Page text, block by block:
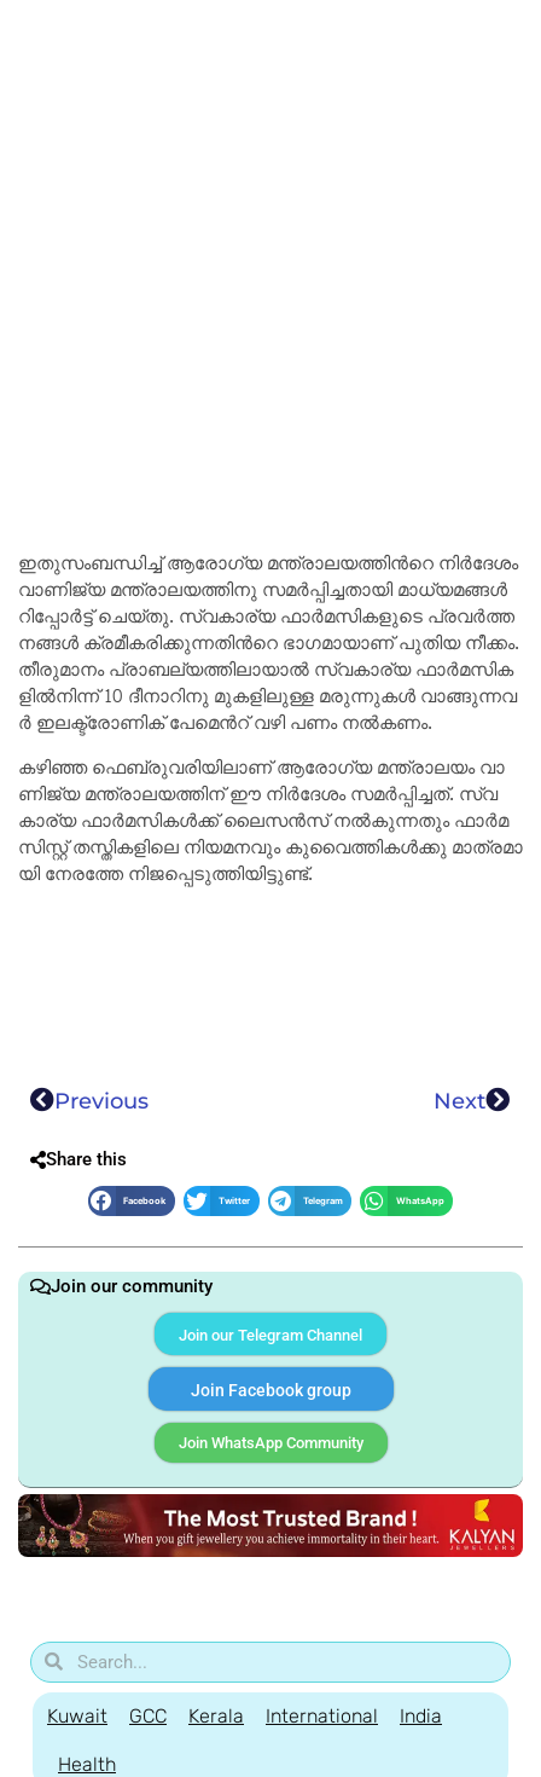
ഇ​തു​സം​ബ​ന്ധി​ച്ച് ആ​രോ​ഗ്യ മ​ന്ത്രാ​ല​യ​ത്തി​ന്‍റെ നി​ർ​ദേ​ശം
വാ​ണി​ജ്യ മ​ന്ത്രാ​ല​യ​ത്തി​നു സ​മ​ര്‍പ്പി​ച്ച​താ​യി മാ​ധ്യ​മ​ങ്ങൾ
റി​പ്പോ​ര്‍ട്ട് ചെ​യ്തു. സ്വ​കാ​ര്യ ഫാ​ര്‍മ​സി​ക​ളു​ടെ പ്ര​വ​ര്‍ത്ത​
ന​ങ്ങ​ള്‍ ക്ര​മീ​ക​രി​ക്കു​ന്ന​തി​ന്‍റെ ഭാ​ഗ​മാ​യാ​ണ് പു​തി​യ നീ​ക്കം.
തീ​രു​മാ​നം പ്രാ​ബ​ല്യ​ത്തി​ലാ​യാ​ൽ സ്വ​കാ​ര്യ ഫാ​ർ​മ​സി​ക​
ളി​ല്‍നി​ന്ന് 10 ദീ​നാ​റി​നു മു​ക​ളി​ലു​ള്ള മ​രു​ന്നു​ക​ള്‍ വാ​ങ്ങു​ന്ന​വ​
ര്‍ ഇ​ല​ക്ട്രോ​ണി​ക് പേ​മെ​ന്‍റ് വ​ഴി പ​ണം ന​ല്‍ക​ണം.
ക​ഴി​ഞ്ഞ ഫെ​ബ്രു​വ​രി​യി​ലാ​ണ് ആ​രോ​ഗ്യ മ​ന്ത്രാ​ല​യം വാ​
ണി​ജ്യ മ​ന്ത്രാ​ല​യ​ത്തി​ന് ഈ ​നി​ർ​ദേ​ശം സ​മ​ർ​പ്പി​ച്ച​ത്. സ്വ​
കാ​ര്യ ഫാ​ര്‍മ​സി​ക​ള്‍ക്ക് ലൈ​സ​ന്‍സ് ന​ല്‍കു​ന്ന​തും ഫാ​ര്‍മ​
സി​സ്റ്റ് ത​സ്തി​ക​ളി​ലെ നി​യ​മ​ന​വും കു​വൈ​ത്തി​ക​ള്‍ക്കു മാ​ത്ര​മാ​
യി നേ​ര​ത്തേ നി​ജ​പ്പെ​ടു​ത്തി​യി​ട്ടു​ണ്ട്.
Previous Next
Share this
Facebook Twitter Telegram WhatsApp
Join our community
Join our Telegram Channel
Join Facebook group
Join WhatsApp Community
Kuwait GCC Kerala International India
Health